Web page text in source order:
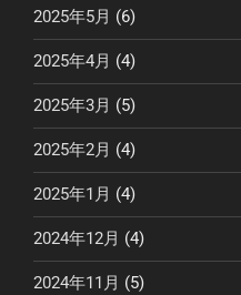
2025年5月 (6)
2025年4月 (4)
2025年3月 (5)
2025年2月 (4)
2025年1月 (4)
2024年12月 (4)
2024年11月 (5)